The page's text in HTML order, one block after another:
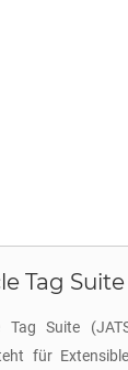
Tag Suite
Tag Suite
für